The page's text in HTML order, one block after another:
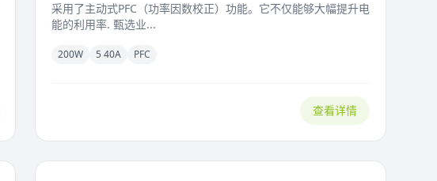
采用了主动式PFC（功率因数校正）功能。它不仅能够大幅提升电
能的利用率. 甄选业...
200W 5 40A PFC
查看详情